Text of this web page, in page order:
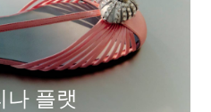
나 플랫